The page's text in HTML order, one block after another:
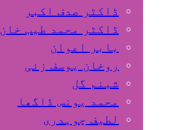
ڈاکٹر صدف اکبر
ڈاکٹر محمد طیب
بابر اعوان
روخان یوسف زئی
شبنم گل
محمد یونس ڈاگھا
لطیف چوہدری